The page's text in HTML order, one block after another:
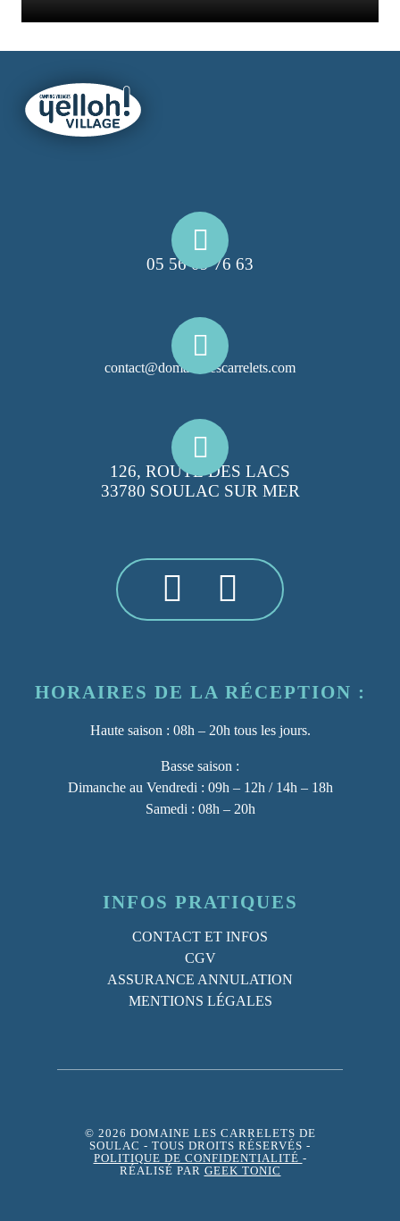
05 56 09 76 63
contact@domainelescarrelets.com
126, ROUTE DES LACS
33780 SOULAC SUR MER
HORAIRES DE LA RÉCEPTION :
Haute saison : 08h – 20h tous les jours.
Basse saison :
Dimanche au Vendredi : 09h – 12h / 14h – 18h
Samedi : 08h – 20h
INFOS PRATIQUES
CONTACT ET INFOS
CGV
ASSURANCE ANNULATION
MENTIONS LÉGALES
© 2026 DOMAINE LES CARRELETS DE
SOULAC - TOUS DROITS RÉSERVÉS -
POLITIQUE DE CONFIDENTIALITÉ -
RÉALISÉ PAR GEEK TONIC